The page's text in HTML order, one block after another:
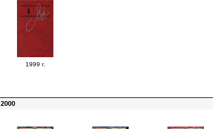
1999 г.
2000